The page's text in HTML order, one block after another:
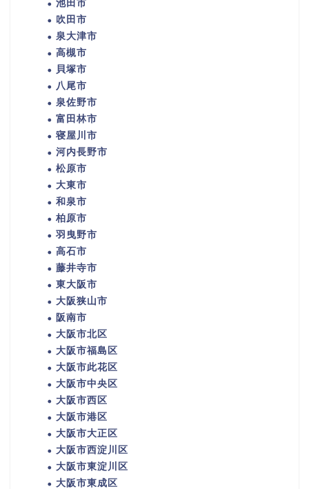
池田市
吹田市
泉大津市
高槻市
貝塚市
八尾市
泉佐野市
富田林市
寝屋川市
河内長野市
松原市
大東市
和泉市
柏原市
羽曳野市
高石市
藤井寺市
東大阪市
大阪狭山市
阪南市
大阪市北区
大阪市福島区
大阪市此花区
大阪市中央区
大阪市西区
大阪市港区
大阪市大正区
大阪市西淀川区
大阪市東淀川区
大阪市東成区